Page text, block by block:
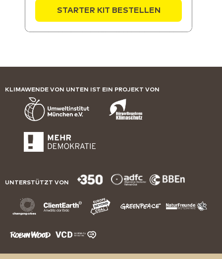
STARTER KIT BESTELLEN
KLIMAWENDE VON UNTEN IST EIN PROJEKT VON
UNTERSTÜTZT VON